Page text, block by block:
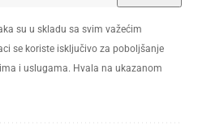
su u skladu sa svim važećim
se koriste isključivo za poboljšanje
i uslugama. Hvala na ukazanom